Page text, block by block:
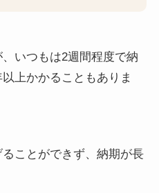
いつもは2週間程度で納
上かかることもありま
ことができず、納期が長